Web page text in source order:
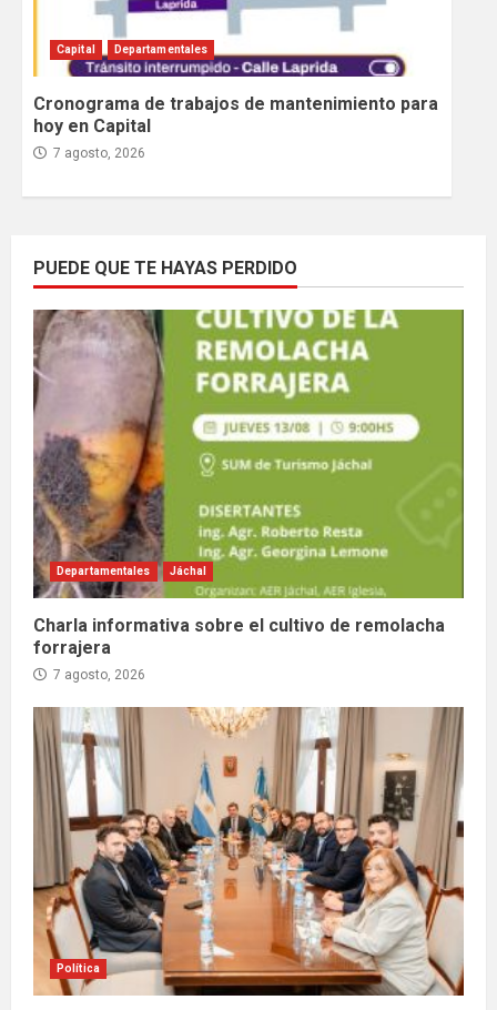
Capital Departamentales
Cronograma de trabajos de mantenimiento para
hoy en Capital
7 agosto, 2026
PUEDE QUE TE HAYAS PERDIDO
Departamentales Jáchal
Charla informativa sobre el cultivo de remolacha
forrajera
7 agosto, 2026
Política